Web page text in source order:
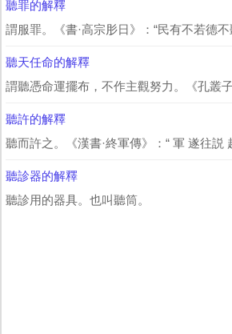
聽罪的解釋
聽天任命的解釋
聽許的解釋
聽診器的解釋
聽診用的器具。也叫聽筒。